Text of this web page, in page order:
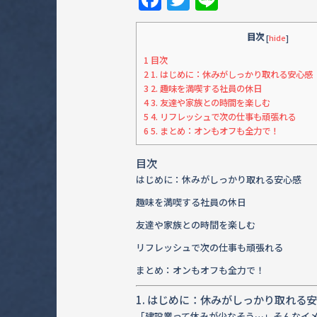
a
e
b
o
o
w
te
r
n 目次 [hide]
1 目次
2 1. はじめに：休みがしっかり取れる安心感
3 2. 趣味を満喫する社員の休日
43. 友達や家族との時間を楽しむ
5 4. リフレッシュで次の仕事も頑張れる
6 5. まとめ：オンもオフも全力で！
目次
はじめに：休みがしっかり取れる安心感
趣味を満喫する社員の休日
友達や家族との時間を楽しむ
リフレッシュで次の仕事も頑張れる
まとめ：オンもオフも全力で！
1. はじめに：休みがしっかり取れる